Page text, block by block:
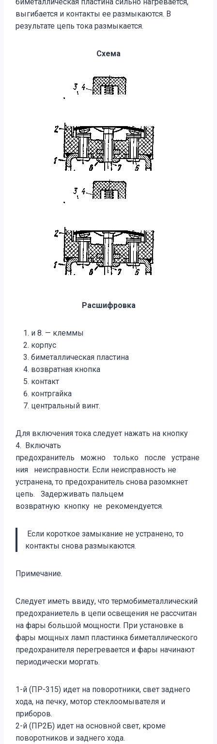
выгибается и контакты ее размыкаются. В
результате цепь тока размыкается.
Схема
Расшифровка
и 8. — клеммы
корпус
биметаллическая пластина
возвратная кнопка
контакт
контргайка
центральный винт.
Для включения тока следует нажать на кнопку
4. Включать
предохранитель можно только после устране
ния неисправности. Если неисправность не
устранена, то предохранитель снова разомкнет
цепь. Задерживать пальцем
возвратную кнопку не рекомендуется.
Если короткое замыкание не устранено, то
контакты снова размыкаются.
Примечание.
Следует иметь ввиду, что термобиметаллический
предохраниетель в цепи освещения не рассчитан
на фары большой мощности. При установке в
фары мощных ламп пластинка биметаллического
предохранителя перегревается и фары начинают
периодически моргать.
1-й (ПР-315) идет на поворотники, свет заднего
хода, на печку, мотор стеклоомывателя и
приборов.
2-й (ПР2Б) идет на основной свет, кроме
поворотников и заднего хода.